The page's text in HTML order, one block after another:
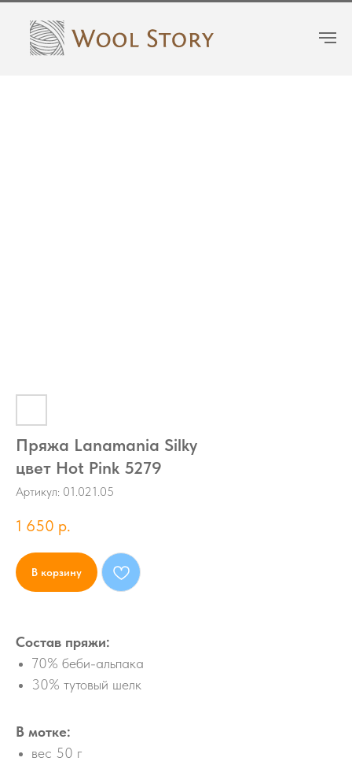
Пряжа Lanamania Silky
цвет Hot Pink 5279
Артикул: 01.021.05
1 650 р.
В корзину
Состав пряжи:
70% беби-альпака
30% тутовый шелк
В мотке:
вес 50 г